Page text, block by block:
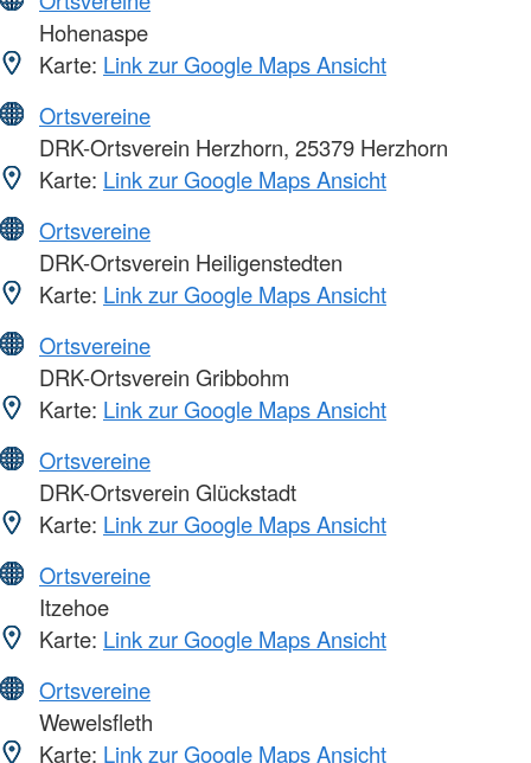
Hohenaspe
Karte: Link zur Google Maps Ansicht
Ortsvereine
DRK-Ortsverein Herzhorn, 25379 Herzhorn
Karte: Link zur Google Maps Ansicht
Ortsvereine
DRK-Ortsverein Heiligenstedten
Karte: Link zur Google Maps Ansicht
Ortsvereine
DRK-Ortsverein Gribbohm
Karte: Link zur Google Maps Ansicht
Ortsvereine
DRK-Ortsverein Glückstadt
Karte: Link zur Google Maps Ansicht
Ortsvereine
Itzehoe
Karte: Link zur Google Maps Ansicht
Ortsvereine
Wewelsfleth
Karte: Link zur Google Maps Ansicht